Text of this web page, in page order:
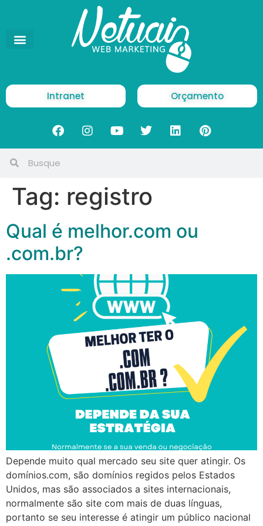
Intranet Orçamento
Tag: registro
Qual é melhor.com ou
.com.br?
Depende muito qual mercado seu site quer atingir. Os
domínios.com, são domínios regidos pelos Estados
Unidos, mas são associados a sites internacionais,
normalmente são site com mais de duas línguas,
portanto se seu interesse é atingir um público nacional